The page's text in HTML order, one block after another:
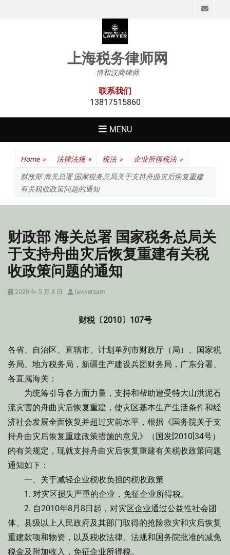
上海税务律师网
博和汉商律师
联系我们
13817515860
MENU
Home » 法律法规 » 税法 » 企业所得税法 »
财政部 海关总署 国家税务总局关于支持舟曲灾后恢复重建
有关税收政策问题的通知
财政部 海关总署 国家税务总局关
于支持舟曲灾后恢复重建有关税
收政策问题的通知
Posted
2020 年 5 月 8 日 Authorlawyersam
财税〔2010〕107号
各省、自治区、直辖市、计划单列市财政厅（局）、国家税
务局、地方税务局，新疆生产建设兵团财务局，广东分署、
各直属海关：
为统筹引导各方面力量，支持和帮助遭受特大山洪泥石
流灾害的舟曲灾后恢复重建，使灾区基本生产生活条件和经
济社会发展全面恢复并超过灾前水平，根据《国务院关于支
持舟曲灾后恢复重建政策措施的意见》（国发[2010]34号）
的有关规定，现就支持舟曲灾后恢复重建有关税收政策问题
通知如下：
一、关于减轻企业税收负担的税收政策
1. 对灾区损失严重的企业，免征企业所得税。
2. 自2010年8月8日起，对灾区企业通过公益性社会团
体、县级以上人民政府及其部门取得的抢险救灾和灾后恢复
重建款项和物资，以及税收法律、法规和国务院批准的减免
税金及附加收入，免征企业所得税。